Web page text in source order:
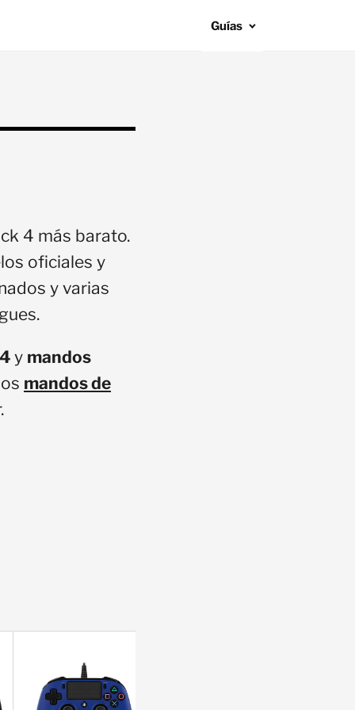
Guías
4 más barato.
oficiales y
y varias
y mandos
mandos de